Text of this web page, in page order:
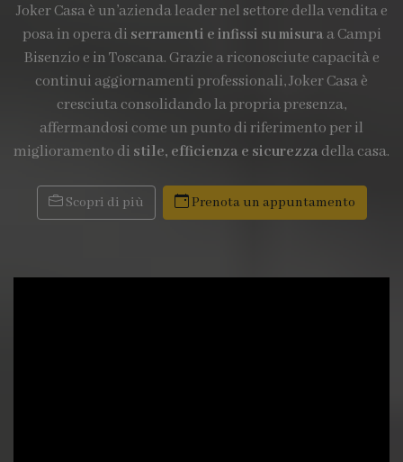
Joker Casa è un’azienda leader nel settore della vendita e
posa in opera di serramenti e infissi su misuraa Campi
Bisenzio e in Toscana. Grazie a riconosciute capacità e
continui aggiornamenti professionali, Joker Casa è
cresciuta consolidando la propria presenza,
affermandosi come un punto di riferimento per il
miglioramento di stile, efficienza e sicurezzadella casa.
Scopri di più Prenota un appuntamento